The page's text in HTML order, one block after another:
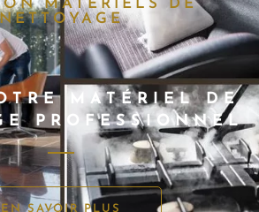
MATERIELS DE
MATÉRIEL DE
PROFESSIONNEL
EN SAVOIR PLUS